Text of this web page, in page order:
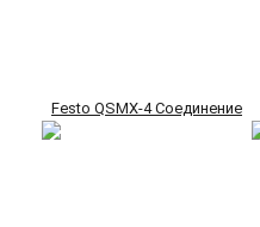
Festo QSMX-4 Соединение